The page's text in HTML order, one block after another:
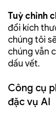
Tuỳ chỉnh
đổi kích
chúng tôi
chúng vẫn
dấu vết.
Công cụ
đặc vụ AI